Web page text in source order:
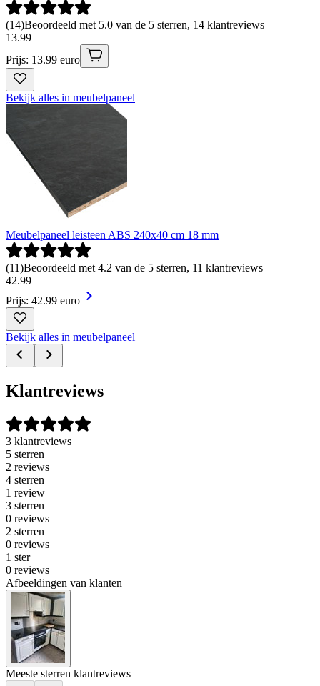
(14)Beoordeeld met 5.0 van de 5 sterren, 14 klantreviews
13.99
Prijs: 13.99 euro
Bekijk alles in meubelpaneel
Meubelpaneel leisteen ABS 240x40 cm 18 mm
(11)Beoordeeld met 4.2 van de 5 sterren, 11 klantreviews
42.99
Prijs: 42.99 euro
Bekijk alles in meubelpaneel
Klantreviews
3 klantreviews
5 sterren
2 reviews
4 sterren
1 review
3 sterren
0 reviews
2 sterren
0 reviews
1 ster
0 reviews
Afbeeldingen van klanten
Meeste sterren klantreviews